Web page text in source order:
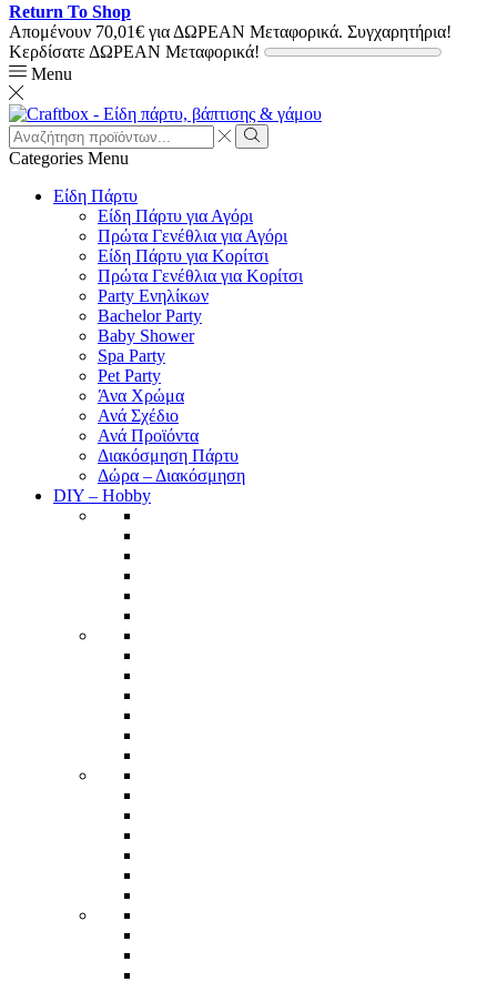
Return To Shop
Απομένουν 70,01€ για ΔΩΡΕΑΝ Μεταφορικά. Συγχαρητήρια!
Κερδίσατε ΔΩΡΕΑΝ Μεταφορικά!
Menu
Search
input
Search
Categories Menu
Είδη Πάρτυ
Είδη Πάρτυ για Αγόρι
Πρώτα Γενέθλια για Αγόρι
Είδη Πάρτυ για Κορίτσι
Πρώτα Γενέθλια για Κορίτσι
Party Ενηλίκων
Bachelor Party
Baby Shower
Spa Party
Pet Party
Άνα Χρώμα
Ανά Σχέδιο
Ανά Προϊόντα
Διακόσμηση Πάρτυ
Δώρα – Διακόσμηση
DIY – Hobby